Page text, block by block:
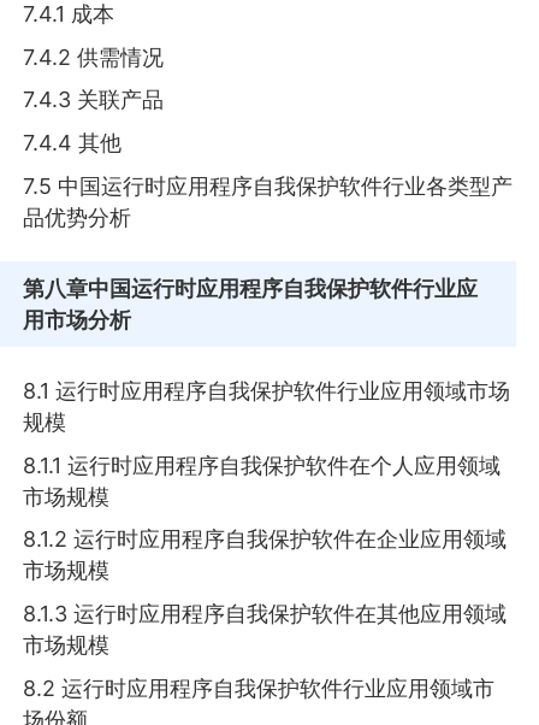
7.4.1 成本
7.4.2 供需情况
7.4.3 关联产品
7.4.4 其他
7.5 中国运行时应用程序自我保护软件行业各类型产
品优势分析
第八章中国运行时应用程序自我保护软件行业应
用市场分析
8.1 运行时应用程序自我保护软件行业应用领域市场
规模
8.1.1 运行时应用程序自我保护软件在个人应用领域
市场规模
8.1.2 运行时应用程序自我保护软件在企业应用领域
市场规模
8.1.3 运行时应用程序自我保护软件在其他应用领域
市场规模
8.2 运行时应用程序自我保护软件行业应用领域市
场份额